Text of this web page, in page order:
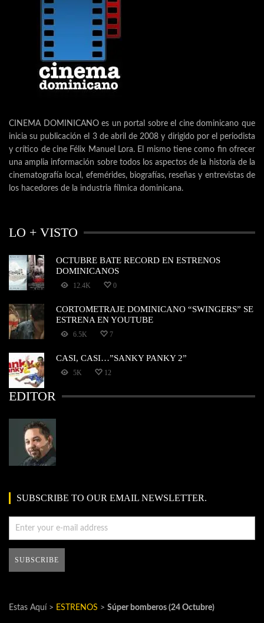
CINEMA DOMINICANO es un portal sobre el cine dominicano que
inicia su publicación el 3 de abril de 2008 y dirigido por el periodista
y crítico de cine Félix Manuel Lora. El mismo tiene como fin ofrecer
una amplia información sobre todos los aspectos de la historia de la
cinematografía local, efemérides, biografías, reseñas y entrevistas de
los hacedores de la industria fílmica dominicana.
LO + VISTO
OCTUBRE BATE RECORD EN ESTRENOS
DOMINICANOS
12.4K 0
CORTOMETRAJE DOMINICANO “SWINGERS” SE
ESTRENA EN YOUTUBE
6.5K 7
CASI, CASI…”SANKY PANKY 2”
5K 12
EDITOR
SUBSCRIBE TO OUR EMAIL NEWSLETTER.
Estas Aquí > ESTRENOS > Súper bomberos (24 Octubre)